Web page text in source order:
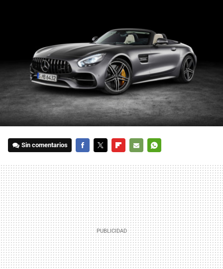
Sin comentarios
MAIL